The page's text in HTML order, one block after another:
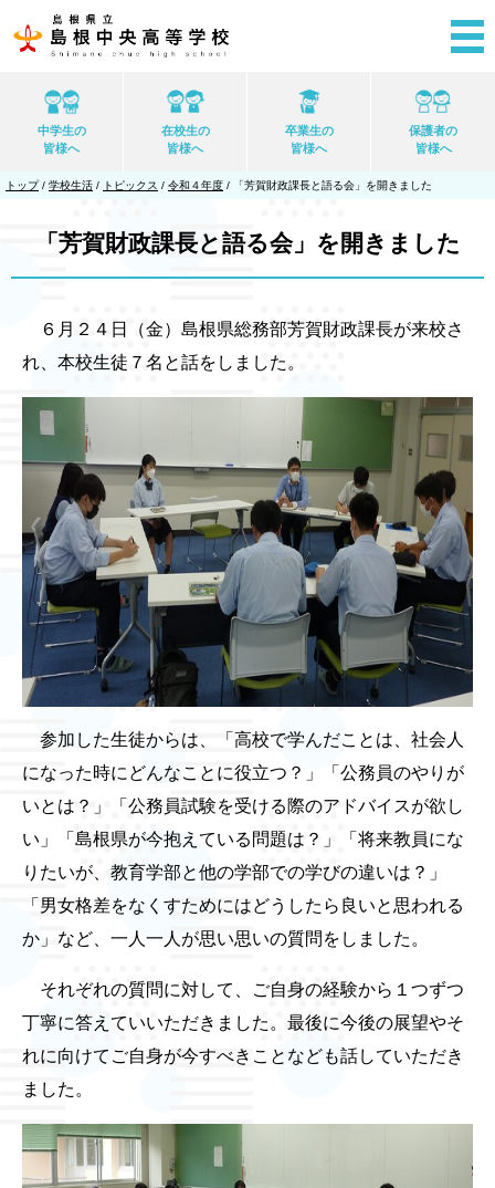
中学生の
皆様へ
在校生の
皆様へ
卒業生の
皆様へ
保護者の
皆様へ
現
トップ/ 学校生活 / トピックス / 令和４年度 / 「芳賀財政課長と語る会」を開きました
「芳賀財政課長と語る会」を開きました
６月２４日（金）島根県総務部芳賀財政課長が来校さ
れ、本校生徒７名と話をしました。
参加した生徒からは、「高校で学んだことは、社会人
になった時にどんなことに役立つ？」「公務員のやりが
いとは？」「公務員試験を受ける際のアドバイスが欲し
い」「島根県が今抱えている問題は？」「将来教員にな
りたいが、教育学部と他の学部での学びの違いは？」
「男女格差をなくすためにはどうしたら良いと思われる
か」など、一人一人が思い思いの質問をしました。
それぞれの質問に対して、ご自身の経験から１つずつ
丁寧に答えていいただきました。最後に今後の展望やそ
れに向けてご自身が今すべきことなども話していただき
ました。